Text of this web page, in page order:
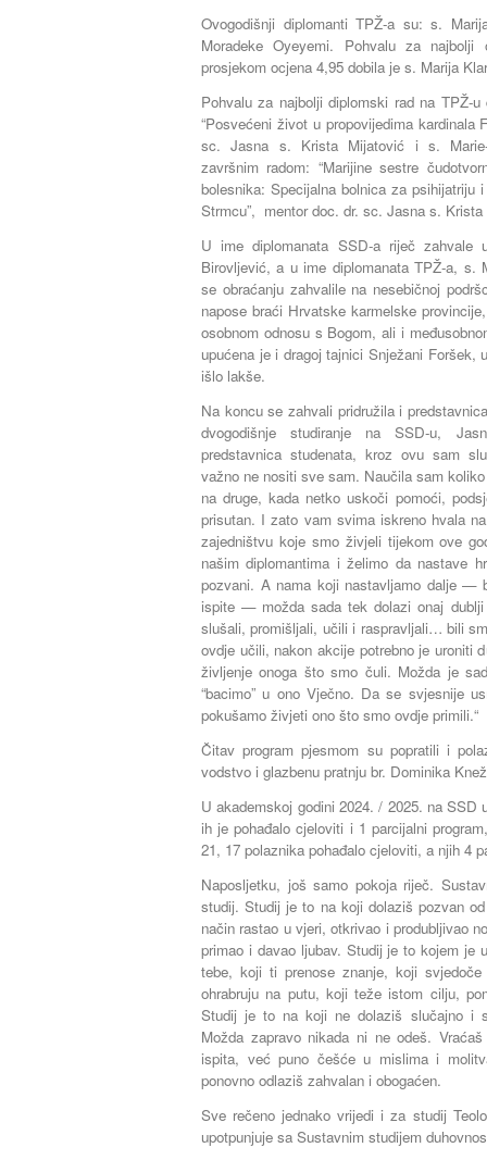
Ovogodišnji diplomanti TPŽ-a su: s.
Moradeke Oyeyemi. Pohvalu za
prosjekom ocjena 4,95 dobila je s. Marija
Pohvalu za najbolji diplomski rad na TPŽ-
“Posvećeni život u propovijedima kardinala
sc. Jasna s. Krista Mijatović i s.
završnim radom: “Marijine sestre
bolesnika: Specijalna bolnica za psihijatriju
Strmcu”, mentor doc. dr. sc. Jasna s.
U ime diplomanata SSD-a riječ zahvale
Birovljević, a u ime diplomanata TPŽ-a, s.
se obraćanju zahvalile na nesebičnoj
napose braći Hrvatske karmelske
osobnom odnosu s Bogom, ali i
upućena je i dragoj tajnici Snježani
išlo lakše.
Na koncu se zahvali pridružila i
dvogodišnje studiranje na SSD-u,
predstavnica studenata, kroz ovu sam
važno ne nositi sve sam. Naučila sam
na druge, kada netko uskoči pomoći,
prisutan. I zato vam svima iskreno hvala
zajedništvu koje smo živjeli tijekom ove
našim diplomantima i želimo da nastave
pozvani. A nama koji nastavljamo dalje —
ispite — možda sada tek dolazi onaj
slušali, promišljali, učili i raspravljali… bili
ovdje učili, nakon akcije potrebno je
življenje onoga što smo čuli. Možda je
“bacimo” u ono Vječno. Da se svjesnije
pokušamo živjeti ono što smo ovdje primili.“
Čitav program pjesmom su popratili i
vodstvo i glazbenu pratnju br. Dominika
U akademskoj godini 2024. / 2025. na SSD
ih je pohađalo cjeloviti i 1 parcijalni
21, 17 polaznika pohađalo cjeloviti, a njih 4
Naposljetku, još samo pokoja riječ.
studij. Studij je to na koji dolaziš pozvan
način rastao u vjeri, otkrivao i produbljivao
primao i davao ljubav. Studij je to kojem je
tebe, koji ti prenose znanje, koji
ohrabruju na putu, koji teže istom cilju,
Studij je to na koji ne dolaziš slučajno i
Možda zapravo nikada ni ne odeš.
ispita, već puno češće u mislima i
ponovno odlaziš zahvalan i obogaćen.
Sve rečeno jednako vrijedi i za studij
upotpunjuje sa Sustavnim studijem